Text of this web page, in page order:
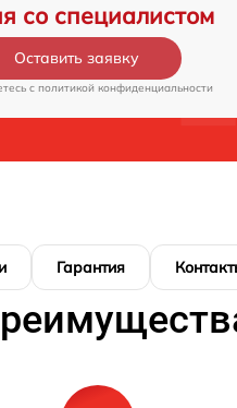
со специалистом
Оставить заявку
c политикой конфиденциальности
Гарантия